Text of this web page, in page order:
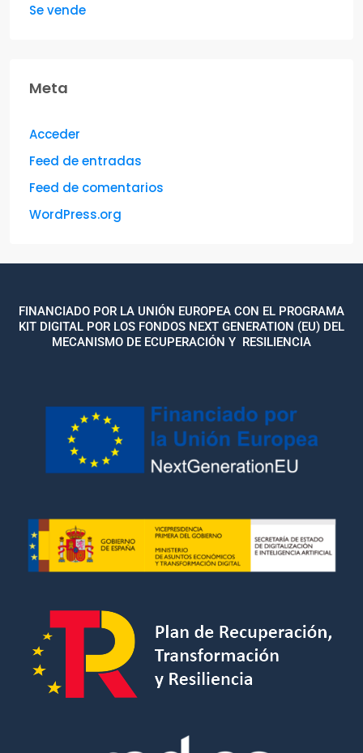
Se vende
Meta
Acceder
Feed de entradas
Feed de comentarios
WordPress.org
FINANCIADO POR LA UNIÓN EUROPEA CON EL PROGRAMA
KIT DIGITAL POR LOS FONDOS NEXT GENERATION (EU) DEL
MECANISMO DE ECUPERACIÓN Y RESILIENCIA